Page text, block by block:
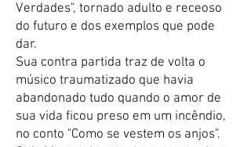
Verdades", tornado adulto e receoso
do futuro e dos exemplos que pode
dar.
Sua contra partida traz de volta o
músico traumatizado que havia
abandonado tudo quando o amor de
sua vida ficou preso em um incêndio,
no conto "Como se vestem os anjos".